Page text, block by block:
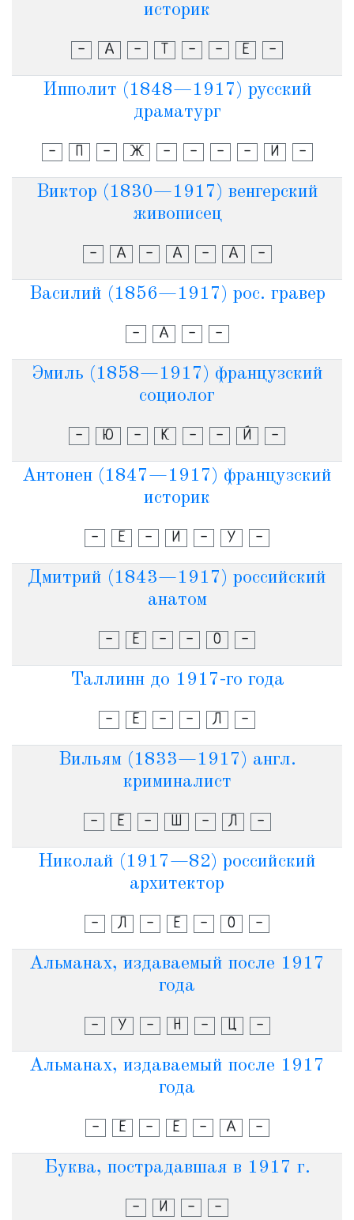
историк
- А - Т - - Е -
Ипполит (1848—1917) русский
драматург
- П - Ж - - - - И -
Виктор (1830—1917) венгерский
живописец
- А - А - А -
Василий (1856—1917) рос. гравер
- А - -
Эмиль (1858—1917) французский
социолог
- Ю - К - - Й -
Антонен (1847—1917) французский
историк
- Е - И - У -
Дмитрий (1843—1917) российский
анатом
- Е - - О -
Таллинн до 1917-го года
- Е - - Л -
Вильям (1833—1917) англ.
криминалист
- Е - Ш - Л -
Николай (1917—82) российский
архитектор
- Л - Е - О -
Альманах, издаваемый после 1917
года
- У - Н - Ц -
Альманах, издаваемый после 1917
года
- Е - Е - А -
Буква, пострадавшая в 1917 г.
- И - -